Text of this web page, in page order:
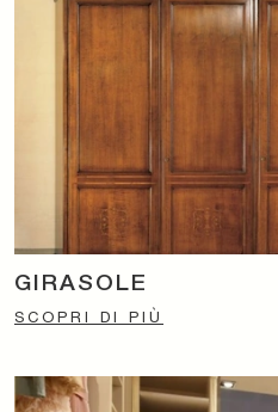
GIRASOLE
SCOPRI DI PIÙ